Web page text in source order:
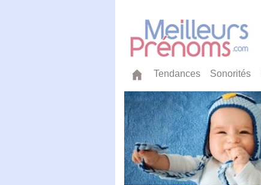
Tendances Sonorités